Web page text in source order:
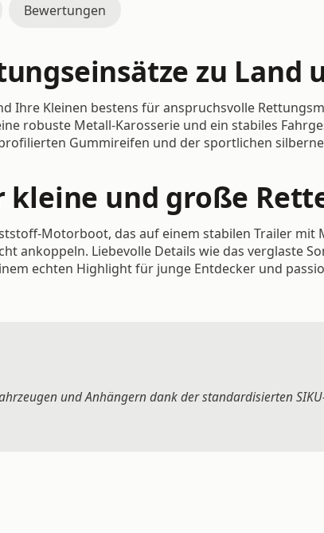
Bewertungen
zu Land
Ihre Kleinen bestens für anspruchsvolle
robuste Metall-Karosserie und ein stabiles
Gummireifen und der sportlichen
kleine und große
Motorboot, das auf einem stabilen Trailer
ankoppeln. Liebevolle Details wie das verglaste
echten Highlight für junge Entdecker und
und Anhängern dank der standardisierten